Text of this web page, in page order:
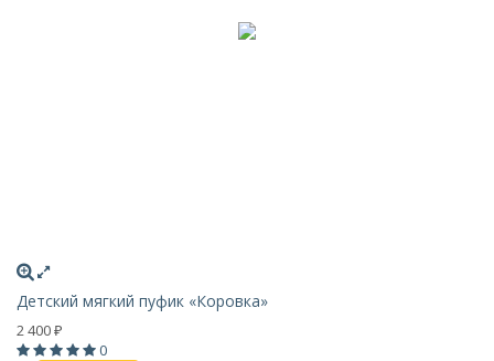
Детский мягкий пуфик «Коровка»
2 400 ₽
0